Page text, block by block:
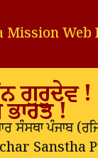
Mission Web
ਗੁਰੂਦੇਵ !
!
ਸੰਸਥਾ ਪੰਜਾਬ (
Sanstha